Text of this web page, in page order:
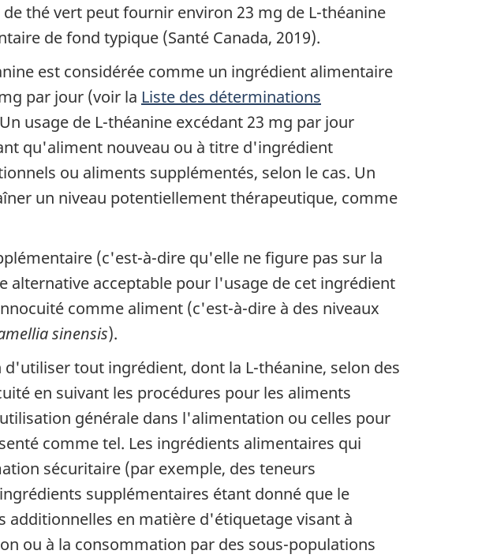
thé vert peut fournir environ 23 mg de L-théanine
de fond typique (Santé Canada, 2019).
est considérée comme un ingrédient alimentaire
par jour (voir la Liste des déterminations
usage de L-théanine excédant 23 mg par jour
qu'aliment nouveau ou à titre d'ingrédient
ou aliments supplémentés, selon le cas. Un
un niveau potentiellement thérapeutique, comme
(c'est-à-dire qu'elle ne figure pas sur la
alternative acceptable pour l'usage de cet ingrédient
comme aliment (c'est-à-dire à des niveaux
sinensis).
tout ingrédient, dont la L-théanine, selon des
en suivant les procédures pour les aliments
générale dans l'alimentation ou celles pour
comme tel. Les ingrédients alimentaires qui
sécuritaire (par exemple, des teneurs
supplémentaires étant donné que le
en matière d'étiquetage visant à
ou à la consommation par des sous-populations